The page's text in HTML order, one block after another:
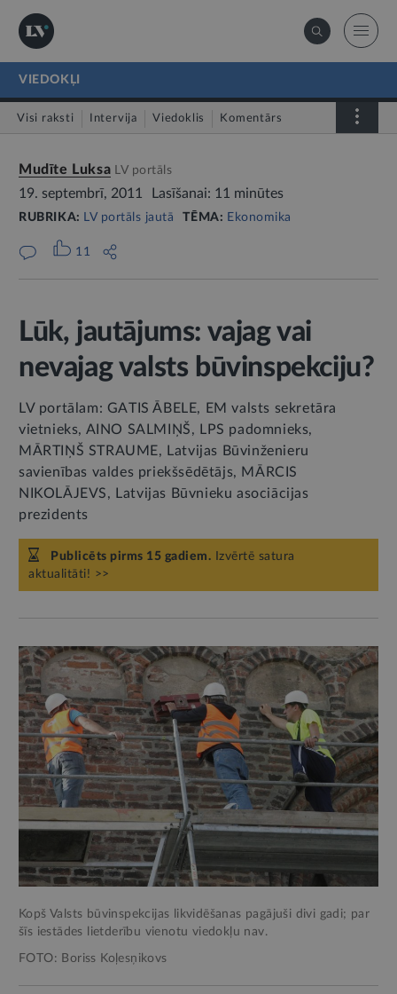
VIEDOKĻI
Visi raksti Intervija Viedoklis Komentārs
Mudīte Luksa LV portāls
19. septembrī, 2011 Lasīšanai: 11 minūtes
RUBRIKA: LV portāls jautā TĒMA: Ekonomika
11
Lūk, jautājums: vajag vai
nevajag valsts būvinspekciju?
LV portālam: GATIS ĀBELE, EM valsts sekretāra
vietnieks, AINO SALMIŅŠ, LPS padomnieks,
MĀRTIŅŠ STRAUME, Latvijas Būvinženieru
savienības valdes priekšsēdētājs, MĀRCIS
NIKOLĀJEVS, Latvijas Būvnieku asociācijas
prezidents
Publicēts pirms 15 gadiem. Izvērtē satura
aktualitāti! >>
Kopš Valsts būvinspekcijas likvidēšanas pagājuši divi gadi; par
šīs iestādes lietderību vienotu viedokļu nav.
FOTO: Boriss Koļesņikovs